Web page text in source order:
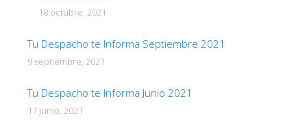
18 octubre, 2021
Tu Despacho te Informa Septiembre 2021
9 septiembre, 2021
Tu Despacho te Informa Junio 2021
17 junio, 2021